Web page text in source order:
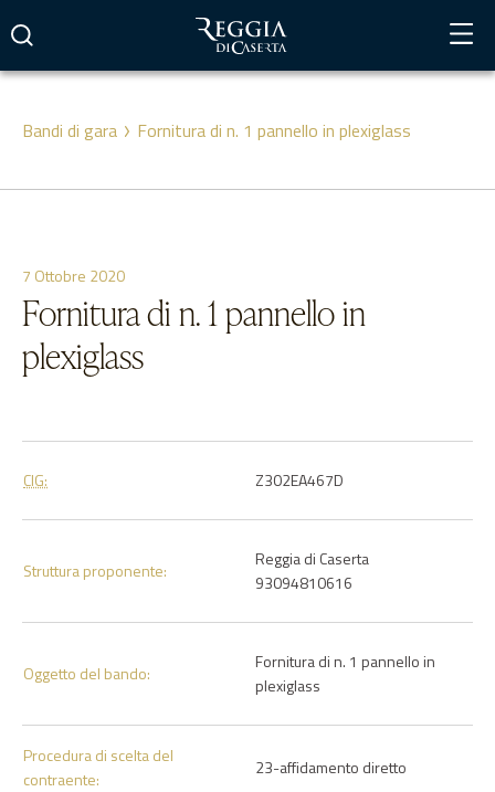
contenuto
Bandi di gara Fornitura di n. 1 pannello in plexiglass
7 Ottobre 2020
Fornitura di n. 1 pannello in
plexiglass
CIG: Z302EA467D
Struttura proponente:
Reggia di Caserta
93094810616
Oggetto del bando:
Fornitura di n. 1 pannello in
plexiglass
Procedura di scelta del
contraente:
23-affidamento diretto